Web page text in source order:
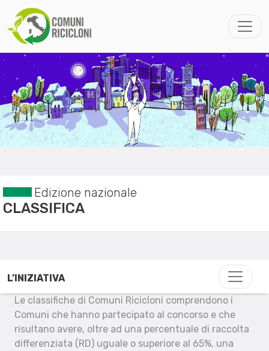
Edizione nazionale
CLASSIFICA
L’INIZIATIVA
Le classifiche di Comuni Ricicloni comprendono i
Comuni che hanno partecipato al concorso e che
risultano avere, oltre ad una percentuale di raccolta
differenziata (RD) uguale o superiore al 65%, una